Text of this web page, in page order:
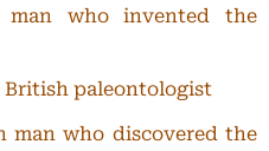
man who invented the
British paleontologist
man who discovered the